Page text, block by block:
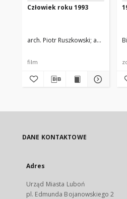
Człowiek roku 1993
arch. Piotr Ruszkowski autor
film
DANE KONTAKTOWE
Adres
Urząd Miasta Luboń
pl. Edmunda Bojanowskiego 2